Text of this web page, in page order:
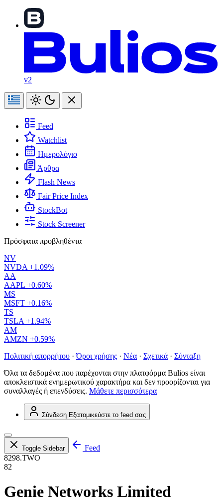
v2
Feed
Watchlist
Ημερολόγιο
Άρθρα
Flash News
Fair Price Index
StockBot
Stock Screener
Πρόσφατα προβληθέντα
NV
NVDA +1.09%
AA
AAPL +0.60%
MS
MSFT +0.16%
TS
TSLA +1.94%
AM
AMZN +0.59%
Πολιτική απορρήτου · Όροι χρήσης · Νέα · Σχετικά · Σύνταξη
Όλα τα δεδομένα που παρέχονται στην πλατφόρμα Bulios είναι
αποκλειστικά ενημερωτικού χαρακτήρα και δεν προορίζονται για
συναλλαγές ή επενδύσεις. Μάθετε περισσότερα
Σύνδεση Εξατομικεύστε το feed σας
Toggle Sidebar
Feed
8298.TWO
82
Genie Networks Limited